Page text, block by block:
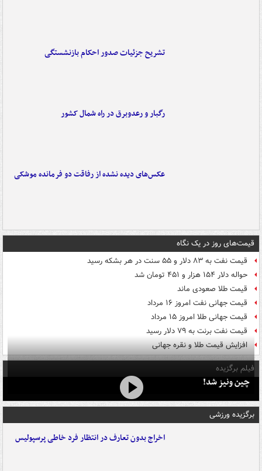
تشریح جزئیات صدور احکام بازنشستگی
رگبار و رعدوبرق در راه شمال کشور
عکس‌های دیده نشده از رفاقت دو فرمانده‌ موشکی
قیمت‌های روز در یک نگاه
قیمت نفت به ۸۳ دلار و ۵۵ سنت در هر بشکه رسید
حواله دلار ۱۵۴ هزار و ۴۵۱ تومان شد
قیمت طلا صعودی ماند
قیمت جهانی نفت امروز ۱۶ مرداد
قیمت جهانی طلا امروز ۱۵ مرداد
قیمت نفت برنت به ۷۹ دلار رسید
افزایش قیمت طلا و نقره جهانی
فیلم برگزیده
چین ونیز شد!
برگزیده ورزشی
اخراج بدون تعارف در انتظار فرد خاطی پرسپولیس